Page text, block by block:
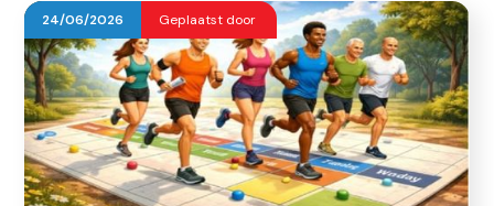
24/06/2026 Geplaatst door